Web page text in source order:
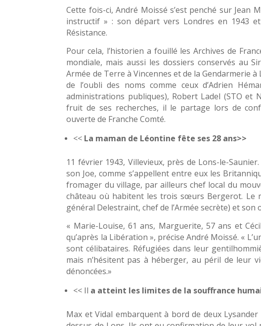
Cette fois-ci, André Moissé s’est penché sur
instructif » : son départ vers Londres en 1943
Résistance.
Pour cela, l’historien a fouillé les Archives de
mondiale, mais aussi les dossiers conservés au
Armée de Terre à Vincennes et de la Gendarmerie
de l’oubli des noms comme ceux d’Adrien
administrations publiques), Robert Ladel (STO et
fruit de ses recherches, il le partage lors de
ouverte de Franche­ Comté.
<< La maman de Léontine fête ses 28 ans>>
11 février 1943, Villevieux, près de Lons-le-
son Joe, comme s’appellent entre eux les
fromager du village, par ailleurs chef local du
château où habitent les trois sœurs Bergerot. Le
général Delestraint, chef de l’Armée secrète) et son
« Marie-Louise, 61 ans, Marguerite, 57 ans et
qu’après la Libération », précise André Moissé. «
sont célibataires. Réfugiées dans leur
mais n’hésitent pas à héberger, au péril de leur
dénoncées.»
<< Il a atteint les limites de la souffrance
Max et Vidal embarquent à bord de deux